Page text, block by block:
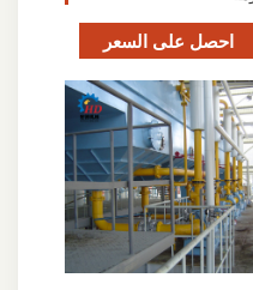
احصل على السعر